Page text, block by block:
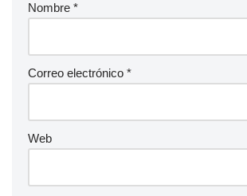
Nombre *
Correo electrónico *
Web